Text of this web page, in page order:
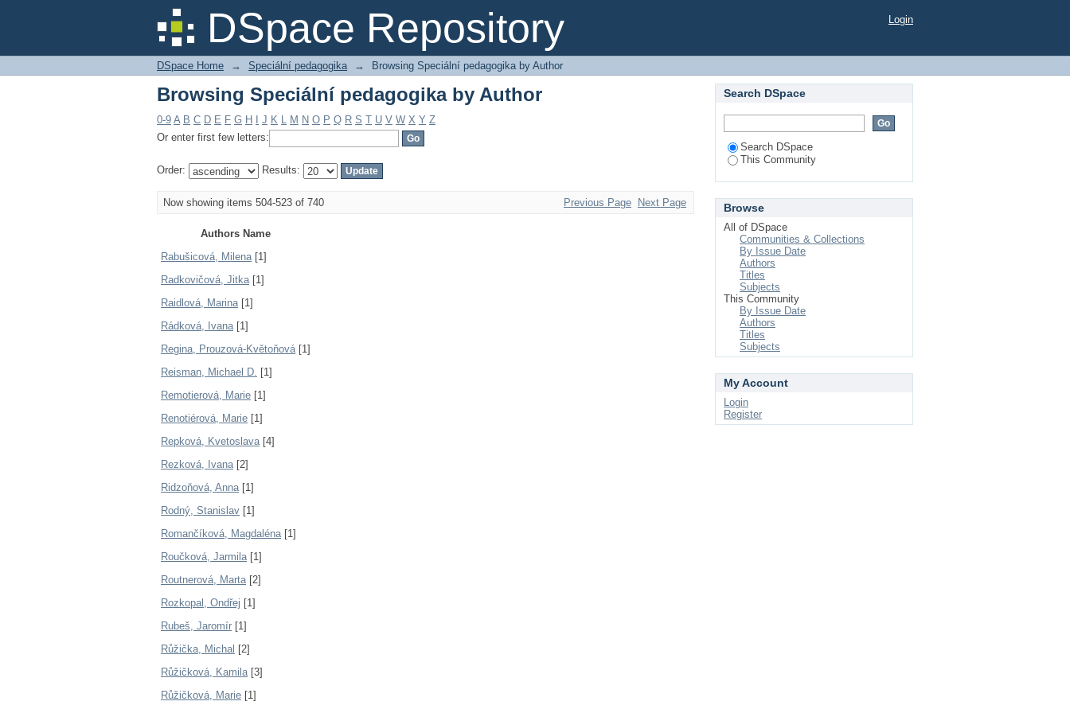
DSpace Repository
Browsing Speciální pedagogika by Author Login
DSpace Home → Speciální pedagogika → Browsing Speciální pedagogika by Author
Browsing Speciální pedagogika by Author
0-9 A B C D E F G H J K L M N O P Q R S T U V W X Y Z
Or enter first few letters:
Order: Results:
Now showing items 504-523 of 740 Previous Page Next Page
Authors Name
Rabušicová, Milena[1]
Radkovičová, Jitka[1]
Raidlová, Marina[1]
Rádková, Ivana[1]
Regina, Prouzová-Květoňová[1]
Reisman, Michael D. [1]
Remotierová, Marie [1]
Renotiérová, Marie [1]
Repková, Kvetoslava[4]
Rezková, Ivana[2]
Ridzoňová, Anna[1]
Rodný, Stanislav [1]
Romančíková, Magdaléna[1]
Roučková, Jarmila[1]
Routnerová, Marta[2]
Rozkopal, Ondřej [1]
Rubeš, Jaromír [1]
Růžička, Michal [2]
Růžičková, Kamila[3]
Růžičková, Marie [1]
Search DSpace
Search DSpace
This Community
Browse
All of DSpace
Communities & Collections
By Issue Date
Authors
Titles
Subjects
This Community
By Issue Date
Authors
Titles
Subjects
My Account
Login
Register